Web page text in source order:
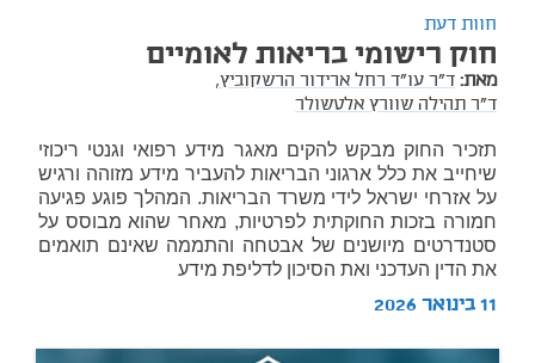
חוות דעת
חוק רישומי בריאות לאומיים
מאת: ד"ר עו"ד רחל ארידור הרשקוביץ,
ד"ר תהילה שוורץ אלטשולר
תזכיר החוק מבקש להקים מאגר מידע רפואי וגנטי ריכוזי
שיחייב את כלל ארגוני הבריאות להעביר מידע מזוהה ורגיש
על אזרחי ישראל לידי משרד הבריאות. המהלך פוגע פגיעה
חמורה בזכות החוקתית לפרטיות, מאחר שהוא מבוסס על
סטנדרטים מיושנים של אבטחה והתממה שאינם תואמים
את הדין העדכני ואת הסיכון לדליפת מידע
11 בינואר 2026